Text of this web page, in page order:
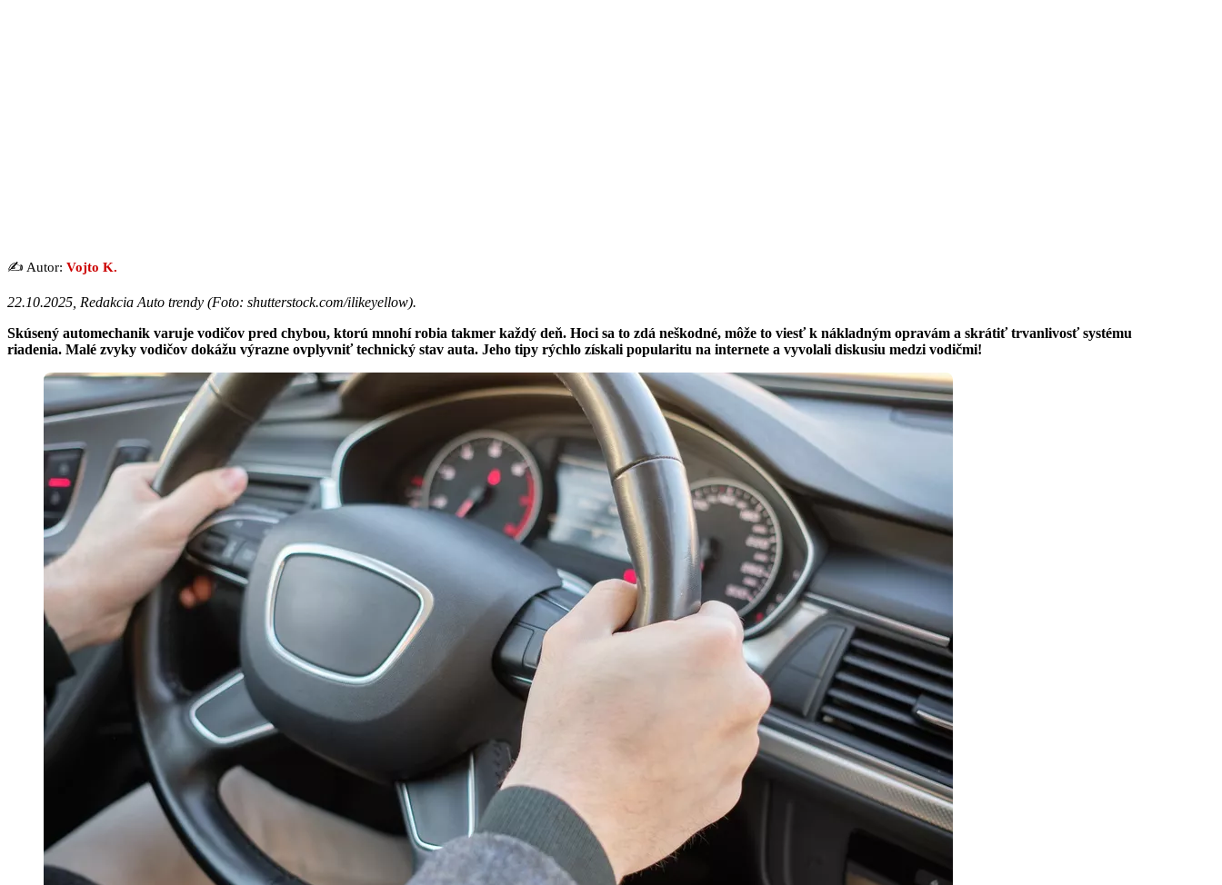
✍️ Autor: Vojto K.
22.10.2025, Redakcia Auto trendy (Foto: shutterstock.com/ilikeyellow).
Skúsený automechanik varuje vodičov pred chybou, ktorú mnohí robia takmer každý deň. Hoci sa to zdá neškodné, môže to viesť k nákladným opravám a skrátiť trvanlivosť systému
riadenia. Malé zvyky vodičov dokážu výrazne ovplyvniť technický stav auta. Jeho tipy rýchlo získali popularitu na internete a vyvolali diskusiu medzi vodičmi!